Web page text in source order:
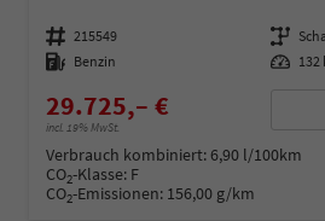
Fahrzeugnummer 215549 Getriebe
Kraftstoff Benzin Leistung 132
29.725,– €
incl. 19% MwSt.
Verbrauch kombiniert:6,90 l/100km
CO2-Klasse: F
CO2-Emissionen: 156,00 g/km